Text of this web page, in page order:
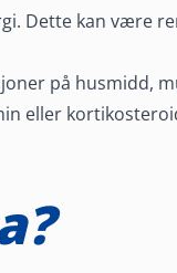
Dette kan være
på husmidd,
eller